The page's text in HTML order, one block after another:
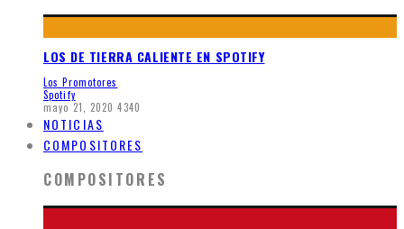
LOS DE TIERRA CALIENTE EN SPOTIFY
Los Promotores
Spotify
mayo 21, 2020 4340
NOTICIAS
COMPOSITORES
COMPOSITORES